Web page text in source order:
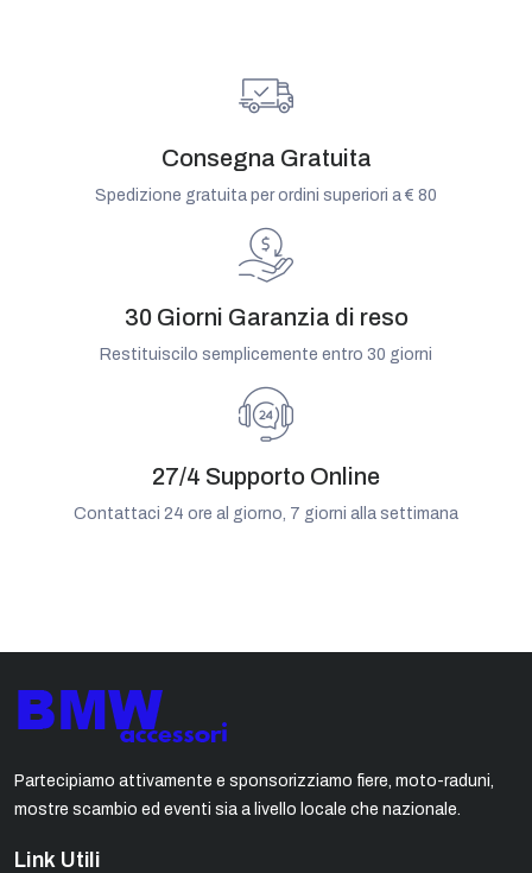
Consegna Gratuita
Spedizione gratuita per ordini superiori a € 80
30 Giorni Garanzia di reso
Restituiscilo semplicemente entro 30 giorni
27/4 Supporto Online
Contattaci 24 ore al giorno, 7 giorni alla settimana
Partecipiamo attivamente e sponsorizziamo fiere, moto-raduni,
mostre scambio ed eventi sia a livello locale che nazionale.
Link Utili